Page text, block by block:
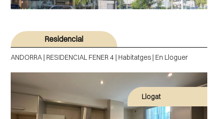
Residencial
ANDORRA | RESIDENCIAL FENER 4 | Habitatges | En Lloguer
Llogat